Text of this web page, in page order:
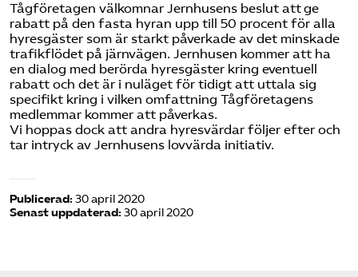
Tågföretagen välkomnar Jernhusens beslut att ge
rabatt på den fasta hyran upp till 50 procent för alla
hyresgäster som är starkt påverkade av det minskade
trafikflödet på järnvägen. Jernhusen kommer att ha
en dialog med berörda hyresgäster kring eventuell
rabatt och det är i nuläget för tidigt att uttala sig
specifikt kring i vilken omfattning Tågföretagens
medlemmar kommer att påverkas.
Vi hoppas dock att andra hyresvärdar följer efter och
tar intryck av Jernhusens lovvärda initiativ.
Publicerad: 30 april 2020
Senast uppdaterad: 30 april 2020